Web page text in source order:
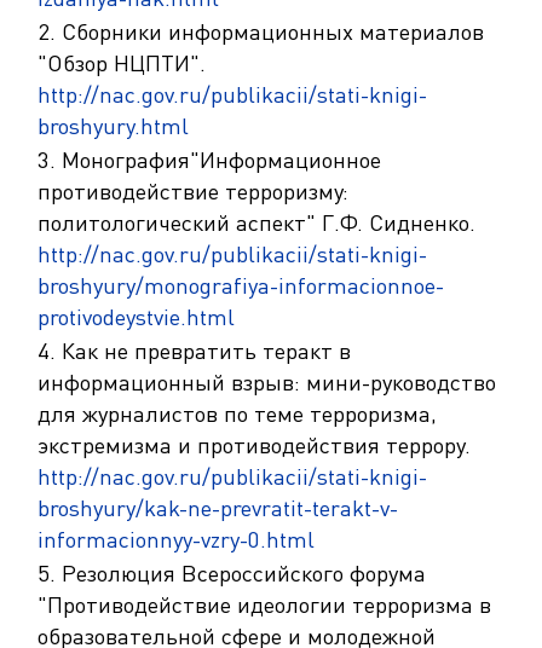
2. Сборники информационных материалов
"Обзор НЦПТИ".
http://nac.gov.ru/publikacii/stati-knigi-
broshyury.html
3. Монография"Информационное
противодействие терроризму:
политологический аспект" Г.Ф. Сидненко.
http://nac.gov.ru/publikacii/stati-knigi-
broshyury/monografiya-informacionnoe-
protivodeystvie.html
4. Как не превратить теракт в
информационный взрыв: мини-руководство
для журналистов по теме терроризма,
экстремизма и противодействия террору.
http://nac.gov.ru/publikacii/stati-knigi-
broshyury/kak-ne-prevratit-terakt-v-
informacionnyy-vzry-0.html
5. Резолюция Всероссийского форума
"Противодействие идеологии терроризма в
образовательной сфере и молодежной